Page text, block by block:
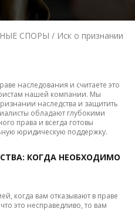
СПОРЫ
Иск о признании
наследования и считаете это
нашей компании. Мы
наследства и защитить
обладают глубокими
права и всегда готовы
юридическую поддержку.
КОГДА НЕОБХОДИМО
когда вам отказывают в праве
это несправедливо, то вам